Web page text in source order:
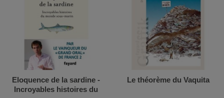
Eloquence de la sardine -
Incroyables histoires du
Le théorème du Vaquita